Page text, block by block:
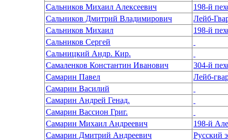
Сальников Михаил Алексеевич
Сальников Дмитрий Владимирович
Лейб-
Сальников Михаил
Сальников Сергей
Сальницкий Андр. Кир.
Самаленков Константин Иванович
Самарин Павел
Лейб-
Самарин Василий
Самарин Андрей Генад.
Самарин Вассион Григ.
Самарин Михаил Андреевич
198-й
Самарин Дмитрий Андреевич
Русский